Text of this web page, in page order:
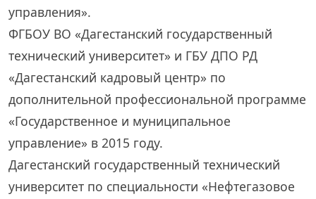
управления».
ФГБОУ ВО «Дагестанский государственный
технический университет» и ГБУ ДПО РД
«Дагестанский кадровый центр» по
дополнительной профессиональной программе
«Государственное и муниципальное
управление» в 2015 году.
Дагестанский государственный технический
университет по специальности «Нефтегазовое